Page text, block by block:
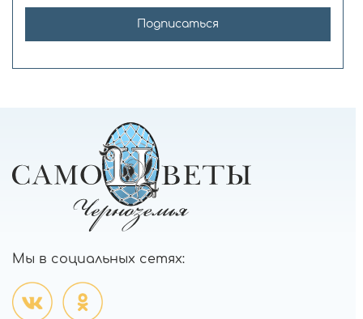
Подписаться
Мы в социальных сетях: